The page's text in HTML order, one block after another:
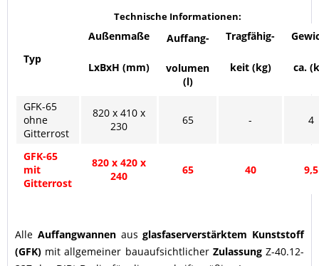
Technische Informationen:
Typ
Außenmaße
LxBxH (mm)
Auffang-
volumen
(l)
Tragfähig-
keit (kg) ca.
GFK-65
ohne
Gitterrost
820 x 410 x
230
65 - 4
GFK-65
mit
Gitterrost
820 x 420 x
240
65 40 9,5
Alle Auffangwannen ausglasfaserverstärktem Kunststoff
(GFK) mit allgemeiner bauaufsichtlicher ZulassungZ-40.12-